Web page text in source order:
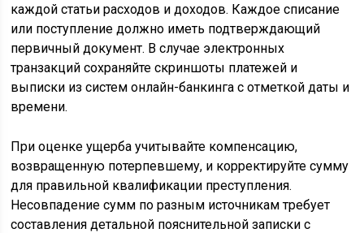
каждой статьи расходов и доходов. Каждое списание
или поступление должно иметь подтверждающий
первичный документ. В случае электронных
транзакций сохраняйте скриншоты платежей и
выписки из систем онлайн-банкинга с отметкой даты и
времени.
При оценке ущерба учитывайте компенсацию,
возвращенную потерпевшему, и корректируйте сумму
для правильной квалификации преступления.
Несовпадение сумм по разным источникам требует
составления детальной пояснительной записки с